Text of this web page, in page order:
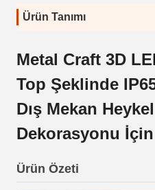
Ürün Tanımı
Metal Craft 3D
Top Şeklinde
Dış Mekan
Dekorasyonu İçin
Ürün Özeti